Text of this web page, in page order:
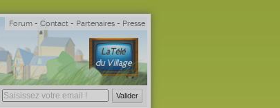
Forum - Contact - Partenaires - Presse